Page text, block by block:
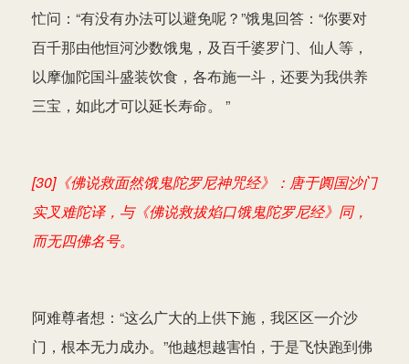
忙问：“有没有办法可以避免呢？”饿鬼回答：“你要对
百千那由他恒河沙数饿鬼，及百千婆罗门、仙人等，
以摩伽陀国斗盛装饮食，各布施一斗，还要为我供养
三宝，如此才可以延长寿命。 ”
[30]《佛说救面然饿鬼陀罗尼神咒经》：唐于阗国沙门
实叉难陀译，与《佛说救拔焰口饿鬼陀罗尼经》同，
而无四佛名号。
阿难尊者想：“这么广大的上供下施，我区区一介沙
门，根本无力成办。”他越想越害怕，于是飞快跑到佛